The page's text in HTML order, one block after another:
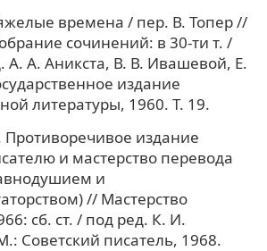
времена / пер. В. Топер //
сочинений: в 30-ти т. /
А. А. Аникста, В. В. Ивашевой, Е.
издание
литературы, 1960. Т. 19.
Противоречивое издание
и мастерство перевода
и
// Мастерство
сб. ст. / под ред. К. И.
Советский писатель, 1968.